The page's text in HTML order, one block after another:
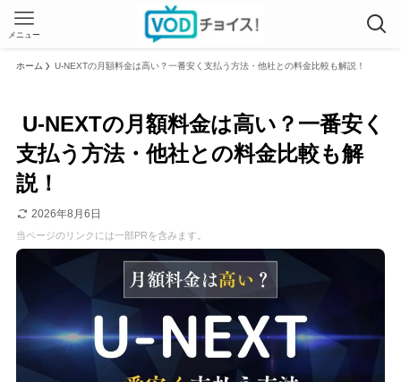
メニュー
ホーム U-NEXTの月額料金は高い？一番安く支払う方法・他社との料金比較も解説！
U-NEXTの月額料金は高い？一番安く
支払う方法・他社との料金比較も解
説！
2026年8月6日
当ページのリンクには一部PRを含みます。